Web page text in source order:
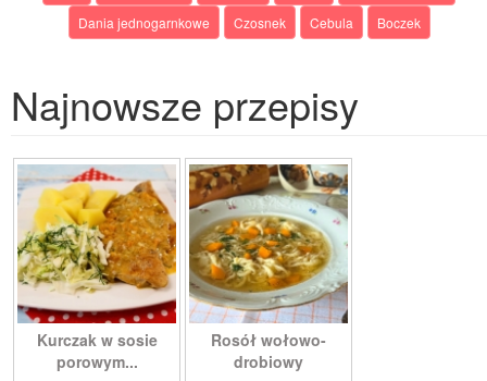
Dania jednogarnkowe
Czosnek Cebula Boczek
Najnowsze przepisy
Kurczak w sosie
porowym...
Rosół wołowo-
drobiowy